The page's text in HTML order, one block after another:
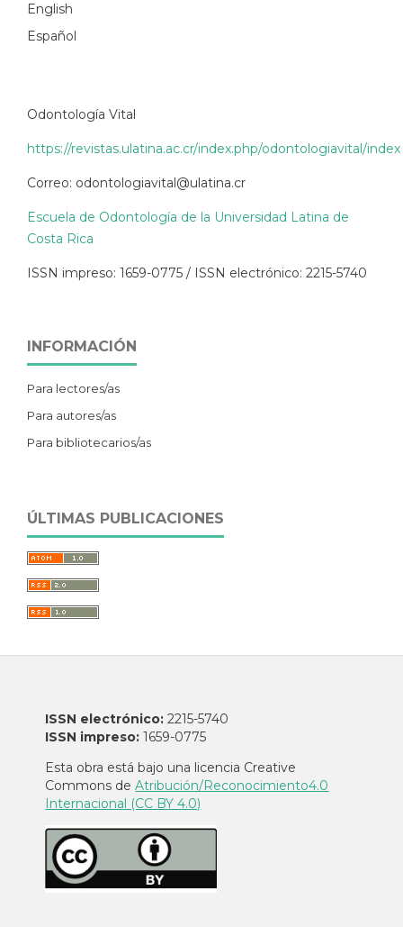
English
Español
Odontología Vital
https://revistas.ulatina.ac.cr/index.php/odontologiavital/index
Correo: odontologiavital@ulatina.cr
Escuela de Odontología de la Universidad Latina de
Costa Rica
ISSN impreso: 1659-0775 / ISSN electrónico: 2215-5740
INFORMACIÓN
Para lectores/as
Para autores/as
Para bibliotecarios/as
ÚLTIMAS PUBLICACIONES
ISSN electrónico: 2215-5740
ISSN impreso: 1659-0775
Esta obra está bajo una licencia Creative
Commons deAtribución/Reconocimiento4.0
Internacional (CC BY 4.0)